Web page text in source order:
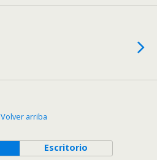
Volver arriba
Escritorio